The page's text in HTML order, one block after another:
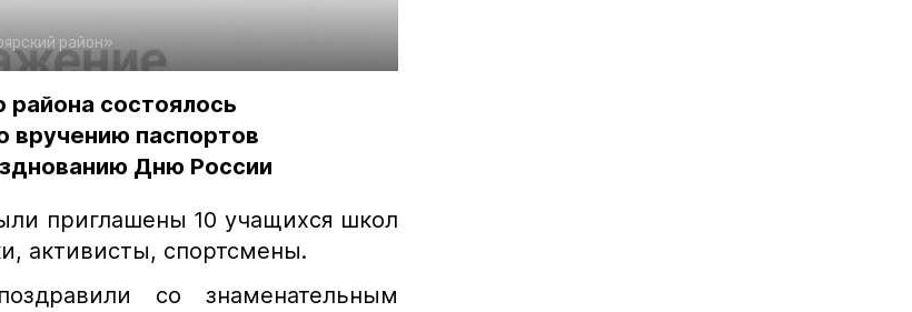
район»
состоялось
вручению паспортов
Дню России
приглашены 10 учащихся школ
активисты, спортсмены.
со знаменательным